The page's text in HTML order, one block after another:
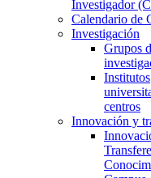
Investigador
Calendario de
Investigación
Grupos
Institutos
centros
Innovación y